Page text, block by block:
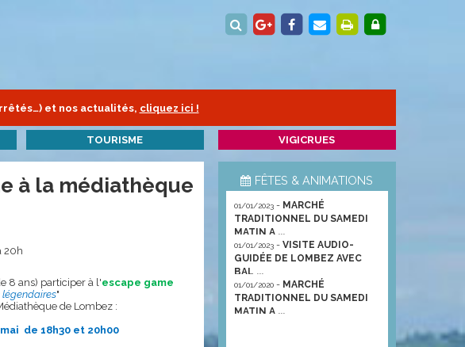
et nos actualités, cliquez ici !
TOURISME VIGICRUES
à la médiathèque
20h
8 ans) participer à l'escape game
légendaires"
de Lombez :
de 18h30 et 20h00
FÊTES & ANIMATIONS
01/01/2023- MARCHÉ
TRADITIONNEL DU SAMEDI
MATIN A ...
01/01/2023- VISITE AUDIO-
GUIDÉE DE LOMBEZ AVEC
BAL ...
01/01/2020- MARCHÉ
TRADITIONNEL DU SAMEDI
MATIN A ...